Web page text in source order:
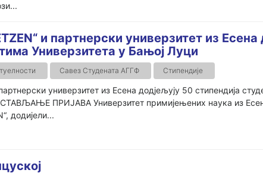
и партнерски универзитет из Есена
Универзитета у Бањој Луци
Савез Студената АГГФ Стипендије
универзитет из Есена додјељују 50 стипендија
ПРИЈАВА Универзитет примијењених наука из
додијели...